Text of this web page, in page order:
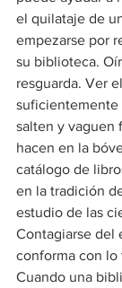
el quilataje de
empezarse por
su biblioteca.
resguarda. Ver
suficientemente
salten y vaguen
hacen en la
catálogo de
en la tradición
estudio de las
Contagiarse del
conforma con lo
Cuando una